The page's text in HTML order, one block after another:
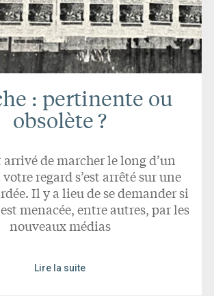
: pertinente ou
obsolète ?
de marcher le long d’un
regard s’est arrêté sur une
Il y a lieu de se demander si
menacée, entre autres, par les
nouveaux médias
Lire la suite